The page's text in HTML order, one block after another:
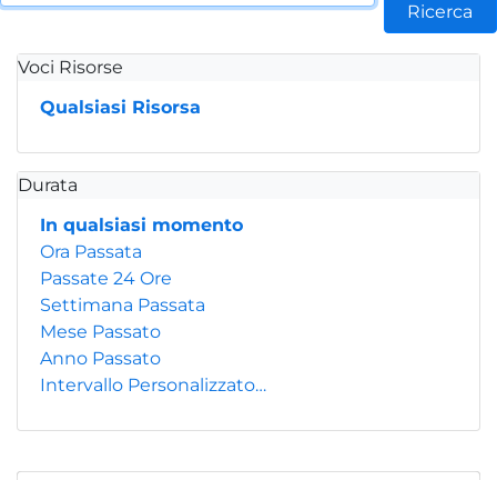
Ricerca
Voci Risorse
Qualsiasi Risorsa
Durata
In qualsiasi momento
Ora Passata
Passate 24 Ore
Settimana Passata
Mese Passato
Anno Passato
Intervallo Personalizzato…